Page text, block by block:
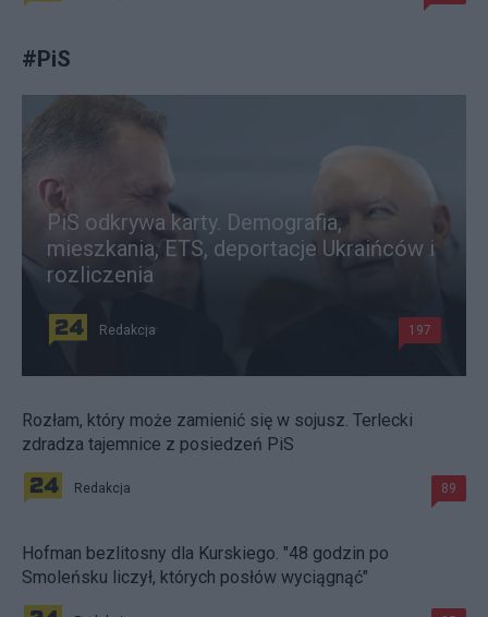
#PiS
PiS odkrywa karty. Demografia,
mieszkania, ETS, deportacje Ukraińców i
rozliczenia
Redakcja 197
Rozłam, który może zamienić się w sojusz. Terlecki
zdradza tajemnice z posiedzeń PiS
Redakcja 89
Hofman bezlitosny dla Kurskiego. "48 godzin po
Smoleńsku liczył, których posłów wyciągnąć"